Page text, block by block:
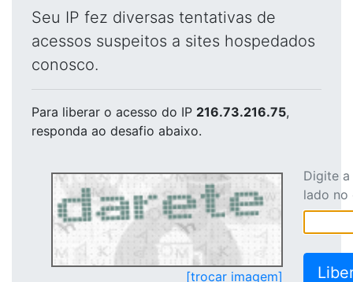
Seu IP fez diversas tentativas de
acessos suspeitos a sites hospedados
conosco.
Para liberar o acesso do IP 216.73.216.75,
responda ao desafio abaixo.
[trocar imagem]
Digite
lado no